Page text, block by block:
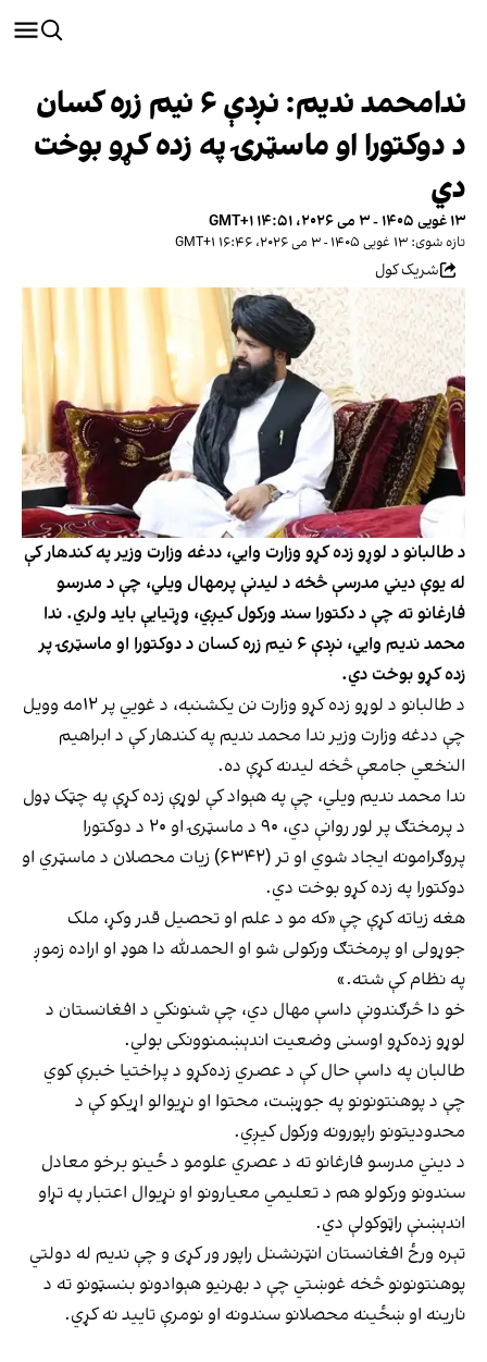
ندامحمد ندیم: نږدې ۶ نیم زره کسان
د دوکتورا او ماسټرۍ په زده کړو بوخت
دي
۱۳ غویی ۱۴۰۵ - ۳ می ۲۰۲۶، ۱۴:۵۱ GMT+۱
تازه شوی: ۱۳ غویی ۱۴۰۵ - ۳ می ۲۰۲۶، ۱۶:۴۶ GMT+۱
شریک کول
د طالبانو د لوړو زده کړو وزارت وايي، ددغه وزارت وزیر په کندهار کې
له یوې دیني مدرسې څخه د لیدنې پرمهال ویلي، چې د مدرسو
فارغانو ته چې د دکتورا سند ورکول کیږي، وړتیایې باید ولري. ندا
محمد ندیم وايي، نږدې ۶ نیم زره کسان د دوکتورا او ماسټرۍ پر
زده کړو بوخت دي.
د طالبانو د لوړو زده کړو وزارت نن یکشنبه، د غويي پر ۱۲مه وویل
چې ددغه وزارت وزیر ندا محمد ندیم په کندهار کې د ابراهیم
النخعي جامعې څخه لیدنه کړې ده.
ندا محمد ندیم ویلي، چې په هېواد کې لوړې زده کړې په چټک ډول
د پرمختګ پر لور روانې دي، ۹۰ د ماسټرۍ او ۲۰ د دوکتورا
پروګرامونه ایجاد شوي او تر (۶۳۴۲) زیات محصلان د ماسټري او
دوکتورا په زده کړو بوخت دي.
هغه زیاته کړې چې «که مو د علم او تحصیل قدر وکړ، ملک
جوړولی او پرمختګ ورکولی شو او الحمدلله دا هوډ او اراده زموږ
په نظام کې شته.»
خو دا څرګندونې داسې مهال دي، چې شنونکي د افغانستان د
لوړو زده‌کړو اوسنی وضعیت اندېښمنوونکی بولي.
طالبان په داسې حال کې د عصري زده‌کړو د پراختیا خبرې کوي
چې د پوهنتونونو په جوړښت، محتوا او نړیوالو اړیکو کې د
محدودیتونو راپورونه ورکول کیږي.
د دیني مدرسو فارغانو ته د عصري علومو د ځینو برخو معادل
سندونو ورکولو هم د تعلیمي معیارونو او نړیوال اعتبار په تړاو
اندېښنې راټوکولې دي.
تېره ورځ افغانستان انټرنشنل راپور ور کړی و چې ندیم له دولتي
پوهنتونونو څخه غوښتي چې د بهرنیو هېوادونو بنسټونو ته د
نارینه او ښځینه محصلانو سندونه او نومرې تایید نه کړي.